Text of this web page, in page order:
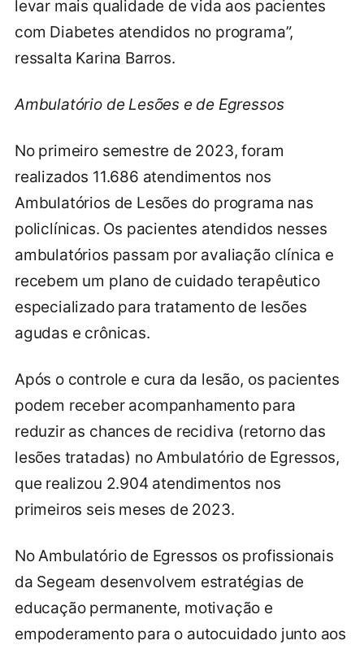
levar mais qualidade de vida aos pacientes
com Diabetes atendidos no programa”,
ressalta Karina Barros.
Ambulatório de Lesões e de Egressos
No primeiro semestre de 2023, foram
realizados 11.686 atendimentos nos
Ambulatórios de Lesões do programa nas
policlínicas. Os pacientes atendidos nesses
ambulatórios passam por avaliação clínica e
recebem um plano de cuidado terapêutico
especializado para tratamento de lesões
agudas e crônicas.
Após o controle e cura da lesão, os pacientes
podem receber acompanhamento para
reduzir as chances de recidiva (retorno das
lesões tratadas) no Ambulatório de Egressos,
que realizou 2.904 atendimentos nos
primeiros seis meses de 2023.
No Ambulatório de Egressos os profissionais
da Segeam desenvolvem estratégias de
educação permanente, motivação e
empoderamento para o autocuidado junto aos